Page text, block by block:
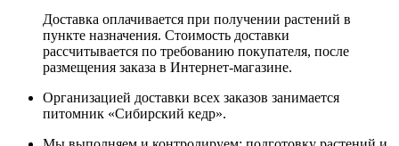
Доставка оплачивается при получении растений в
пункте назначения. Стоимость доставки
рассчитывается по требованию покупателя, после
размещения заказа в Интернет-магазине.
Организацией доставки всех заказов занимается
питомник «Сибирский кедр».